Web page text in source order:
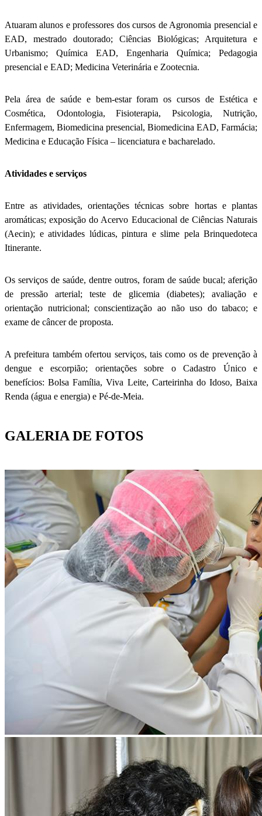
Atuaram alunos e professores dos cursos de Agronomia presencial e
EAD, mestrado doutorado; Ciências Biológicas; Arquitetura e
Urbanismo; Química EAD, Engenharia Química; Pedagogia
presencial e EAD; Medicina Veterinária e Zootecnia.
Pela área de saúde e bem-estar foram os cursos de Estética e
Cosmética, Odontologia, Fisioterapia, Psicologia, Nutrição,
Enfermagem, Biomedicina presencial, Biomedicina EAD, Farmácia;
Medicina e Educação Física – licenciatura e bacharelado.
Atividades e serviços
Entre as atividades, orientações técnicas sobre hortas e plantas
aromáticas; exposição do Acervo Educacional de Ciências Naturais
(Aecin); e atividades lúdicas, pintura e slime pela Brinquedoteca
Itinerante.
Os serviços de saúde, dentre outros, foram de saúde bucal; aferição
de pressão arterial; teste de glicemia (diabetes); avaliação e
orientação nutricional; conscientização ao não uso do tabaco; e
exame de câncer de proposta.
A prefeitura também ofertou serviços, tais como os de prevenção à
dengue e escorpião; orientações sobre o Cadastro Único e
benefícios: Bolsa Família, Viva Leite, Carteirinha do Idoso, Baixa
Renda (água e energia) e Pé-de-Meia.
GALERIA DE FOTOS